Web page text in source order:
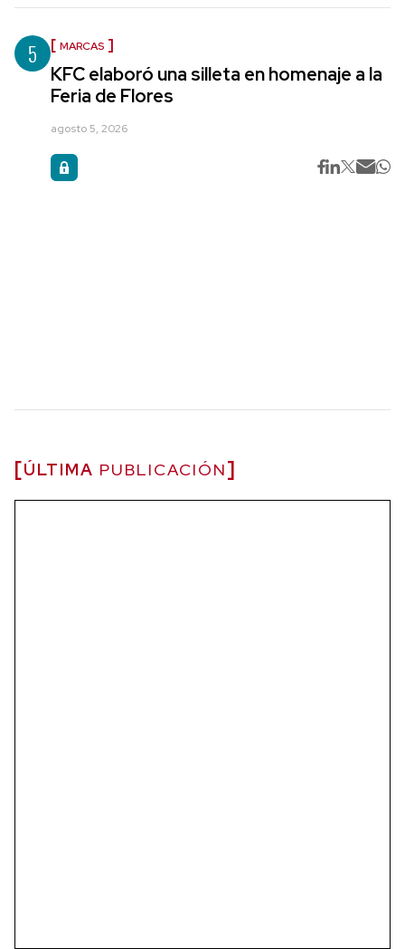
5 MARCAS
KFC elaboró una silleta en homenaje a la
Feria de Flores
agosto 5, 2026
ÚLTIMA PUBLICACIÓN